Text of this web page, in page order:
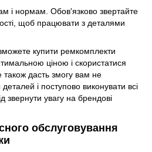
і нормам. Обов'язково звертайте
щоб працювати з деталями
купити ремкомплекти
ціною і скористатися
дасть змогу вам не
і поступово виконувати всі
звернути увагу на брендові
обслуговування